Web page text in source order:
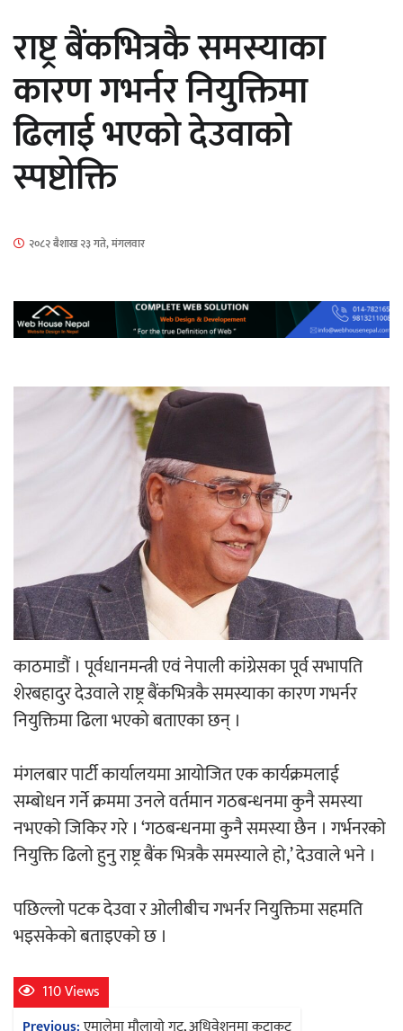
सार्वजनिक
माताकाे नाममा गलत गतिविधि गर्ने थापा प्रहरी
‘ईयुमा डट कम’ले बुधबारदेखि आफ्नो
औपचारिक सेवा सञ्चालनमा
हलमा छैन ‘गौँथली’को टिकट
‘आइतबारको अफिस’ को परिचर्चा सम्पन्न
अर्जुन चन्द्रको ‘संवेदनाका प्रतिध्वनि’
राष्ट्र बैंकभित्रकै समस्याका
कारण गभर्नर नियुक्तिमा
ढिलाई भएको देउवाको
स्पष्टोक्ति
२०८२ बैशाख २३ गते, मंगलवार
काठमाडौं । पूर्वधानमन्त्री एवं नेपाली कांग्रेसका पूर्व सभापति
शेरबहादुर देउवाले राष्ट्र बैंकभित्रकै समस्याका कारण गभर्नर
नियुक्तिमा ढिला भएको बताएका छन् ।
मंगलबार पार्टी कार्यालयमा आयोजित एक कार्यक्रमलाई
सम्बोधन गर्ने क्रममा उनले वर्तमान गठबन्धनमा कुनै समस्या
नभएको जिकिर गरे । ‘गठबन्धनमा कुनै समस्या छैन । गर्भनरको
नियुक्ति ढिलो हुनु राष्ट्र बैंक भित्रकै समस्याले हो,’ देउवाले भने ।
पछिल्लो पटक देउवा र ओलीबीच गभर्नर नियुक्तिमा सहमति
भइसकेको बताइएको छ ।
110 Views